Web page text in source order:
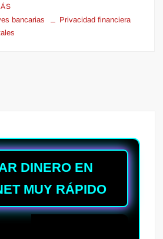
bancarias
Privacidad financiera
DINERO EN
MUY RÁPIDO